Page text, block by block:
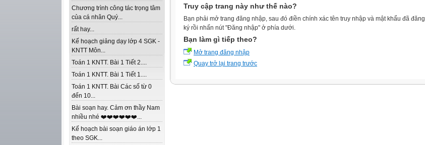
Chương trình công tác trọng tâm
của cá nhân Quý...
rất hay...
Kế hoạch giảng dạy lớp 4 SGK -
KNTT Môn...
Toán 1 KNTT. Bài 1 Tiết 2....
Toán 1 KNTT. Bài 1 Tiết 1....
Toán 1 KNTT. Bài Các số từ 0
đến 10...
Bài soạn hay. Cảm ơn thầy Nam
nhiều nhé ❤️❤️❤️❤️❤️❤️...
Kế hoạch bài soạn giáo án lớp 1
theo SGK...
Truy cập trang này như thế nào?
Bạn phải mở trang đăng nhập, sau đó điền chính xác tên truy nhập và mật khẩu đã đăng
ký rồi nhấn nút "Đăng nhập" ở phía dưới.
Bạn làm gì tiếp theo?
Mở trang đăng nhập
Quay trở lại trang trước